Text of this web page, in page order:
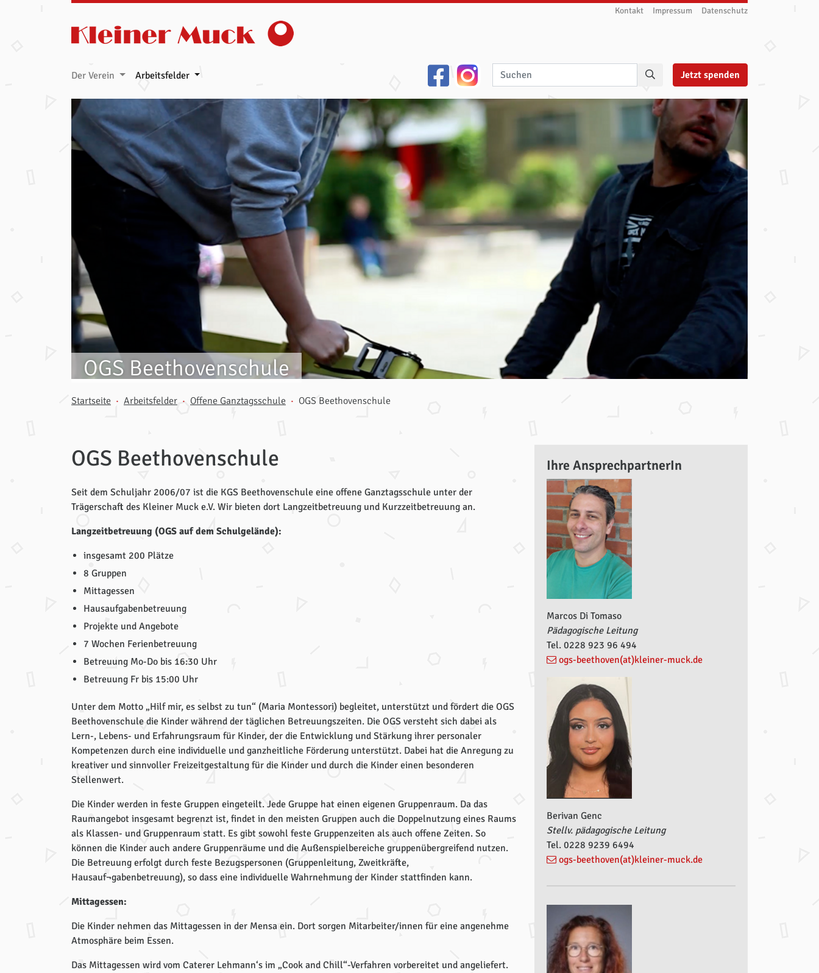
Zum Inhalt springen Kontakt Impressum Datenschutz
Der Verein Arbeitsfelder Jetzt spenden
OGS Beethovenschule
Startseite Arbeitsfelder Offene Ganztagsschule OGS Beethovenschule
OGS Beethovenschule
Seit dem Schuljahr 2006/07 ist die KGS Beethovenschule eine offene Ganztagsschule unter der
Trägerschaft des Kleiner Muck e.V. Wir bieten dort Langzeitbetreuung und Kurzzeitbetreuung an.
Langzeitbetreuung (OGS auf dem Schulgelände):
insgesamt 200 Plätze
8 Gruppen
Mittagessen
Hausaufgabenbetreuung
Projekte und Angebote
7 Wochen Ferienbetreuung
Betreuung Mo-Do bis 16:30 Uhr
Betreuung Fr bis 15:00 Uhr
Unter dem Motto „Hilf mir, es selbst zu tun“ (Maria Montessori) begleitet, unterstützt und fördert die OGS
Beethovenschule die Kinder während der täglichen Betreuungszeiten. Die OGS versteht sich dabei als
Lern-, Lebens- und Erfahrungsraum für Kinder, der die Entwicklung und Stärkung ihrer personaler
Kompetenzen durch eine individuelle und ganzheitliche Förderung unterstützt. Dabei hat die Anregung zu
kreativer und sinnvoller Freizeitgestaltung für die Kinder und durch die Kinder einen besonderen
Stellenwert.
Die Kinder werden in feste Gruppen eingeteilt. Jede Gruppe hat einen eigenen Gruppenraum. Da das
Raumangebot insgesamt begrenzt ist, findet in den meisten Gruppen auch die Doppelnutzung eines Raums
als Klassen- und Gruppenraum statt. Es gibt sowohl feste Gruppenzeiten als auch offene Zeiten. So
können die Kinder auch andere Gruppenräume und die Außenspielbereiche gruppenübergreifend nutzen.
Die Betreuung erfolgt durch feste Bezugspersonen (Gruppenleitung, Zweitkräfte,
Hausauf¬gabenbetreuung), so dass eine individuelle Wahrnehmung der Kinder stattfinden kann.
Mittagessen:
Die Kinder nehmen das Mittagessen in der Mensa ein. Dort sorgen Mitarbeiter/innen für eine angenehme
Atmosphäre beim Essen.
Das Mittagessen wird vom Caterer Lehmann‘s im „Cook and Chill“-Verfahren vorbereitet und angeliefert.
Ihre AnsprechpartnerIn
Marcos Di Tomaso
Pädagogische Leitung
Tel. 0228 923 96 494
ogs-beethoven(at)kleiner-muck.de
Berivan Genc
Stellv. pädagogische Leitung
Tel. 0228 9239 6494
ogs-beethoven(at)kleiner-muck.de